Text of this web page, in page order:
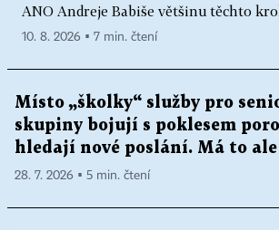
ANO Andreje Babiše většinu těchto
10. 8. 2026 ▪ 7 min. čtení
Místo „školky“ služby pro
skupiny bojují s poklesem
hledají nové poslání. Má to
28. 7. 2026 ▪ 5 min. čtení